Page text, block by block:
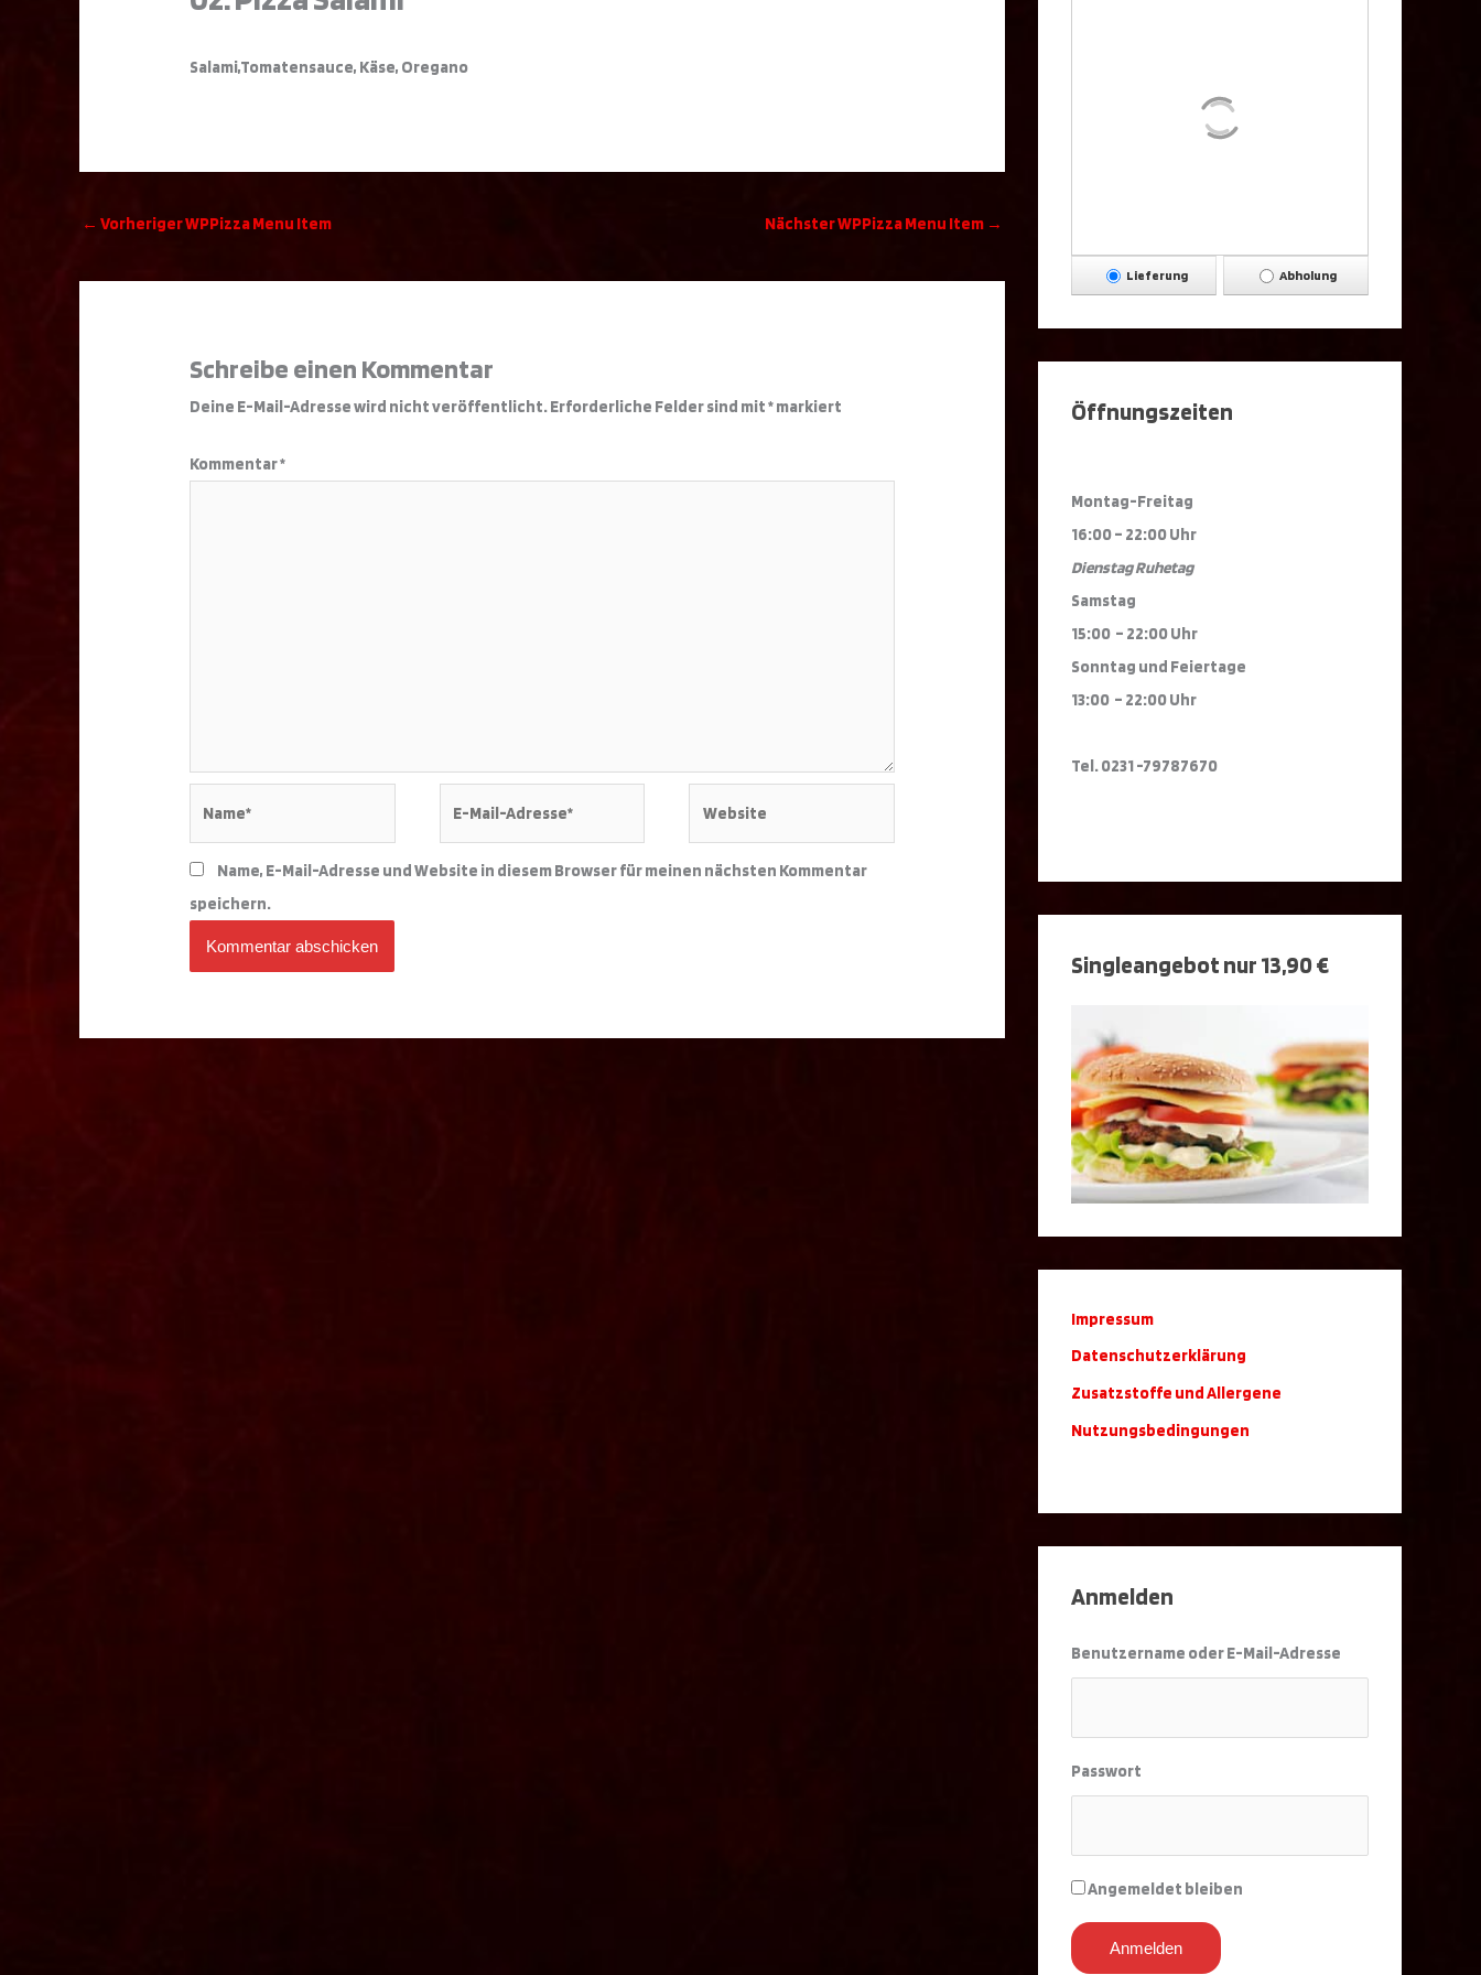
Salami,Tomatensauce, Käse, Oregano
← Vorheriger WPPizza Menu Item Nächster WPPizza Menu Item →
Schreibe einen Kommentar
Deine E-Mail-Adresse wird nicht veröffentlicht.Erforderliche Felder sind mit*markiert
Kommentar*
Adresse*
Name, E-Mail-Adresse und Website in diesem Browser für meinen nächsten Kommentar
speichern.
Lieferung Abholung
Öffnungszeiten
Montag-Freitag
16:00 – 22:00 Uhr
Dienstag Ruhetag
Samstag
15:00 – 22:00 Uhr
Sonntag und Feiertage
13:00 – 22:00 Uhr
Tel. 0231 -79787670
Singleangebot nur 13,90 €
Impressum
Datenschutzerklärung
Zusatzstoffe und Allergene
Nutzungsbedingungen
Anmelden
Benutzername oder E-Mail-Adresse
Passwort
Angemeldet bleiben
Anmelden